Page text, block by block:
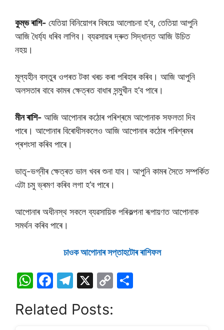
কুম্ভ ৰাশি- যেতিয়া বিনিয়োগৰ বিষয়ে আলোচনা হ’ব, তেতিয়া আপুনি
আজি ধৈৰ্য্য ধৰিব লাগিব। ব্যৱসায়ৰ দ্ৰুত সিদ্ধান্ত আজি উচিত
নহয়।
মূল্যহীন বস্তুৰ ওপৰত টকা খৰচ কৰা পৰিহাৰ কৰিব। আজি আপুনি
অলসতাৰ বাবে কামৰ ক্ষেত্ৰত বাধাৰ সন্মুখীন হ’ব পাৰে।
মীন ৰাশি- আজি আপোনাৰ কঠোৰ পৰিশ্ৰমে আপোনাক সফলতা দিব
পাৰে। আপোনাৰ বিৰোধীসকলেও আজি আপোনাৰ কঠোৰ পৰিশ্ৰমৰ
প্ৰশংসা কৰিব পাৰে।
ভাতৃ-ভগ্নীৰ ক্ষেত্ৰত ভাল খবৰ শুনা যাব। আপুনি কামৰ সৈতে সম্পৰ্কিত
এটা চমু ভ্ৰমণ কৰিব লগা হ’ব পাৰে।
আপোনাৰ অধীনস্থ সকলে ব্যৱসায়িক পৰিকল্পনা ৰূপায়ণত আপোনাক
সমৰ্থন কৰিব পাৰে।
চাওক আপােনাৰ সপ্তাহটােৰ ৰাশিফল
W
at
F
c
T
e
X
C
Related Posts: